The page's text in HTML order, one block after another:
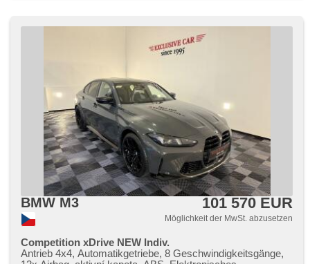
BMW M3 101 570 EUR
Möglichkeit der MwSt. abzusetzen
Competition xDrive NEW Indiv.
Antrieb 4x4, Automatikgetriebe, 8 Geschwindigkeitsgänge,